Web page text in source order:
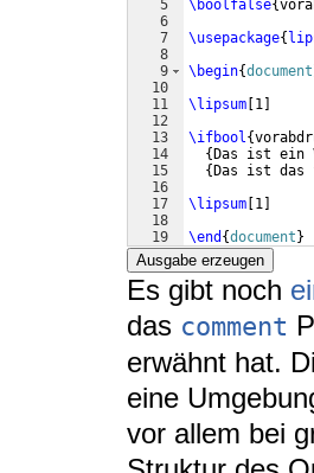
5
6
7
8
9
10
11
12
13
14
15
16
17
18
19
\boolfalse{
\usepackage{
\begin{document
\lipsum 1
\ifbool{
{ Das ist ein
{ Das ist das
\lipsum 1
\end {document }
Ausgabe erzeugen
Es gibt noch
das comment
erwähnt hat.
eine
vor allem bei